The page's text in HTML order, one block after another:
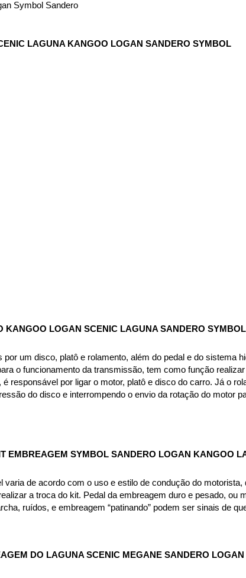
Symbol Sandero
LAGUNA KANGOO LOGAN SANDERO SYMBOL
KANGOO LOGAN SCENIC LAGUNA SANDERO
um disco, platô e rolamento, além do pedal e do sistema
o funcionamento da transmissão, tem como função
responsável por ligar o motor, platô e disco do carro. Já o
do disco e interrompendo o envio da rotação do motor
EMBREAGEM SYMBOL SANDERO LOGAN KANGOO
de acordo com o uso e estilo de condução do
a troca do kit. Pedal da embreagem duro e pesado, ou
ruídos, e embreagem “patinando” podem ser sinais de
DO LAGUNA SCENIC MEGANE SANDERO